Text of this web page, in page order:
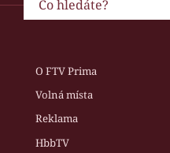
O FTV Prima
Volná místa
Reklama
HbbTV